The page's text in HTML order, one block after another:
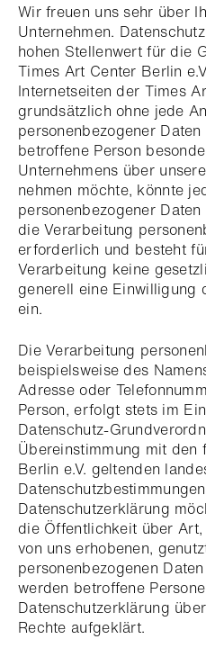
Wir freuen uns sehr über
Unternehmen.
hohen Stellenwert für die
Times Art Center Berlin
Internetseiten der Times
grundsätzlich ohne jede
personenbezogener
betroffene Person
Unternehmens über
nehmen möchte, könnte
personenbezogener
die Verarbeitung
erforderlich und besteht
Verarbeitung keine
generell eine Einwilligung
ein.
Die Verarbeitung
beispielsweise des
Adresse oder
Person, erfolgt stets im
Datenschutz-
Übereinstimmung mit
Berlin e.V. geltenden
Datenschutzerklärung
die Öffentlichkeit über
von uns erhobenen,
personenbezogenen
werden betroffene
Datenschutzerklärung
Rechte aufgeklärt.